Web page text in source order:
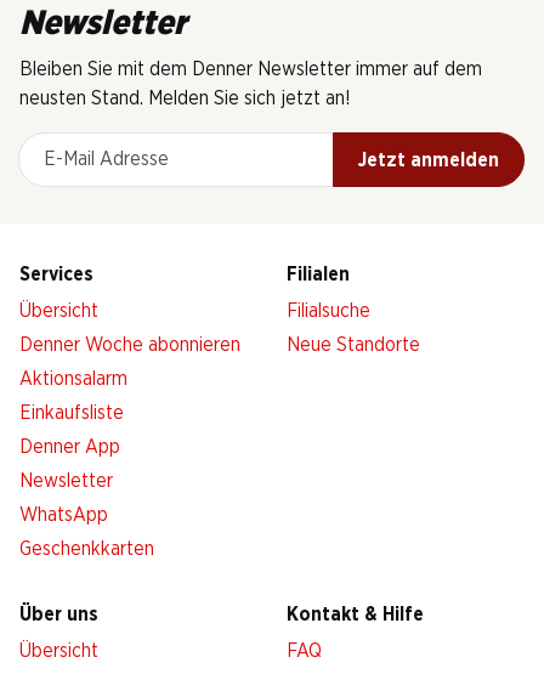
Newsletter
Bleiben Sie mit dem Denner Newsletter immer auf dem
neusten Stand. Melden Sie sich jetzt an!
E-Mail Adresse
Jetzt anmelden
Services
Übersicht
Denner Woche abonnieren
Aktionsalarm
Einkaufsliste
Denner App
Newsletter
WhatsApp
Geschenkkarten
Filialen
Filialsuche
Neue Standorte
Über uns
Übersicht
Kontakt & Hilfe
FAQ